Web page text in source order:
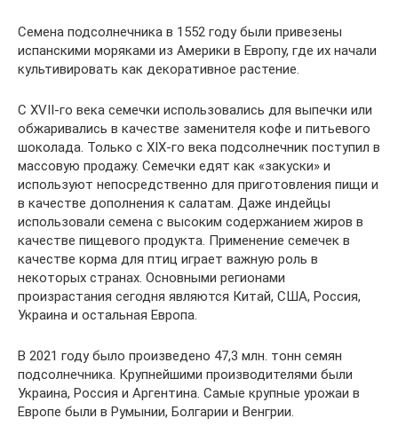
Семена подсолнечника в 1552 году были привезены
испанскими моряками из Америки в Европу, где их начали
культивировать как декоративное растение.
С XVII-го века семечки использовались для выпечки или
обжаривались в качестве заменителя кофе и питьевого
шоколада. Только с XIX-го века подсолнечник поступил в
массовую продажу. Семечки едят как «закуски» и
используют непосредственно для приготовления пищи и
в качестве дополнения к салатам. Даже индейцы
использовали семена с высоким содержанием жиров в
качестве пищевого продукта. Применение семечек в
качестве корма для птиц играет важную роль в
некоторых странах. Основными регионами
произрастания сегодня являются Китай, США, Россия,
Украина и остальная Европа.
В 2021 году было произведено 47,3 млн. тонн семян
подсолнечника. Крупнейшими производителями были
Украина, Россия и Аргентина. Самые крупные урожаи в
Европе были в Румынии, Болгарии и Венгрии.